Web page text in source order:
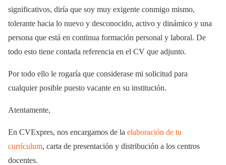
significativos, diría que soy muy exigente conmigo mismo,
tolerante hacia lo nuevo y desconocido, activo y dinámico y una
persona que está en continua formación personal y laboral. De
todo esto tiene contada referencia en el CV que adjunto.
Por todo ello le rogaría que considerase mi solicitud para
cualquier posible puesto vacante en su institución.
Atentamente,
En CVExpres, nos encargamos de la elaboración de tu
currículum, carta de presentación y distribución a los centros
docentes.